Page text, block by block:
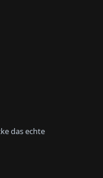
das echte